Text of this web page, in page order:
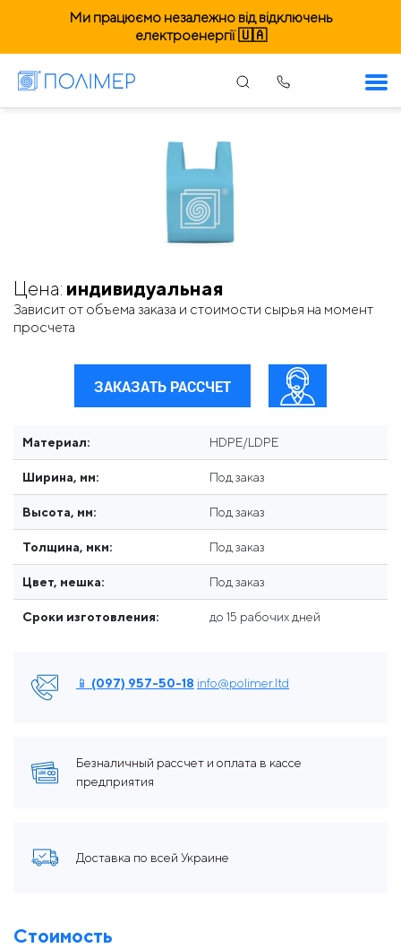
Ми працюємо незалежно від відключень
електроенергії 🇺🇦
Одесса. Пакеты майка
Цена: индивидуальная
Зависит от объема заказа и стоимости сырья на момент
просчета
ЗАКАЗАТЬ РАССЧЕТ
Материал: HDPE/LDPE
Ширина, мм: Под заказ
Высота, мм: Под заказ
Толщина, мкм: Под заказ
Цвет, мешка: Под заказ
Сроки изготовления: до 15 рабочих дней
📱 (097) 957-50-18 info@polimer.ltd
Безналичный рассчет и оплата в кассе
предприятия
Доставка по всей Украине
Стоимость